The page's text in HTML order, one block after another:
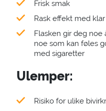
Frisk smak
Rask effekt med
Flasken gir deg
noe som kan føles
med sigaretter
Ulemper:
Risiko for ulike